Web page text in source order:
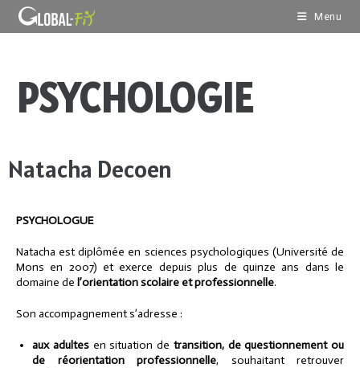
Menu
PSYCHOLOGIE
Natacha Decoen
PSYCHOLOGUE
Natacha est diplômée en sciences psychologiques (Université de
Mons en 2007) et exerce depuis plus de quinze ans dans le
domaine de l’orientation scolaire et professionnelle.
Son accompagnement s’adresse :
aux adultes en situation de transition, de questionnement ou
de réorientation professionnelle, souhaitant retrouver